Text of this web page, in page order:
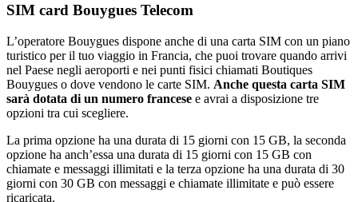
SIM card Bouygues Telecom
L’operatore Bouygues dispone anche di una carta SIM con un piano
turistico per il tuo viaggio in Francia, che puoi trovare quando arrivi
nel Paese negli aeroporti e nei punti fisici chiamati Boutiques
Bouygues o dove vendono le carte SIM. Anche questa carta SIM
sarà dotata di un numero francese e avrai a disposizione tre
opzioni tra cui scegliere.
La prima opzione ha una durata di 15 giorni con 15 GB, la seconda
opzione ha anch’essa una durata di 15 giorni con 15 GB con
chiamate e messaggi illimitati e la terza opzione ha una durata di 30
giorni con 30 GB con messaggi e chiamate illimitate e può essere
ricaricata.